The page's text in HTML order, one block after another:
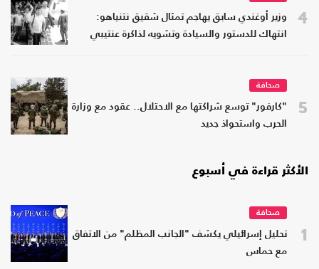
4
وزير أوغندي سابق يهاجم تمثال شقيق نتنياهو:
انتهاك للدستور والسيادة وتشويه لذاكرة عنتيبي
5
صحافة
"كارفور" توسع شراكتها مع الاحتلال.. عقود مع وزارة
الحرب واستحواذ جديد
الأكثر قراءة في أسبوع
1
صحافة
تحليل إسرائيلي يكشف "الجانب المظلم" من الاتفاق
مع حماس